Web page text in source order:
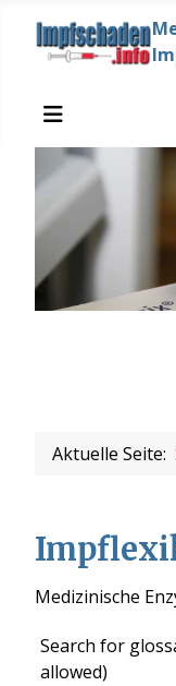
Aktuelle Seite:
Medizinische
Search for
allowed)